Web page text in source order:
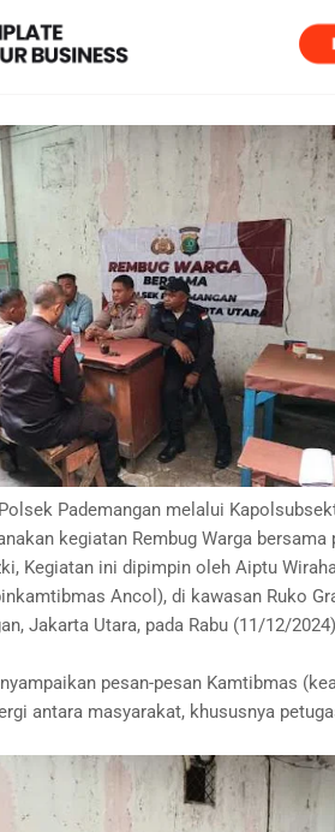
Pademangan melalui
kegiatan Rembug Warga bersama
Kegiatan ini dipimpin oleh Aiptu
Ancol), di kawasan Ruko
Jakarta Utara, pada Rabu (11/12/
pesan-pesan Kamtibmas
antara masyarakat, khususnya